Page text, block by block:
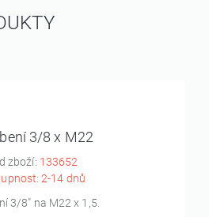
3/8 x M22
zboží: 133652
2-14 dnů
3/8" na M22 x 1,5.